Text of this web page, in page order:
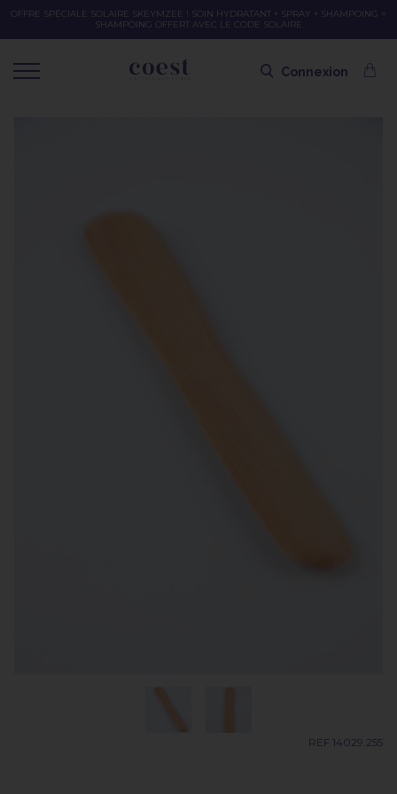
OFFRE SPÉCIALE SOLAIRE SKEYMZEE ! SOIN HYDRATANT + SPRAY + SHAMPOING =
SHAMPOING OFFERT AVEC LE CODE SOLAIRE
Connexion
REF 14029.255